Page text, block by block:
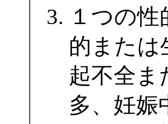
１つの
的または
起不全ま
多、妊娠